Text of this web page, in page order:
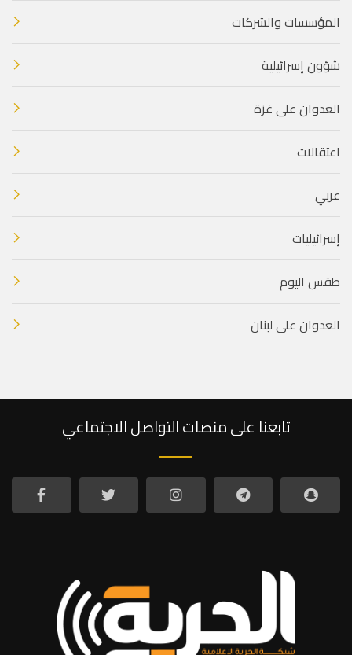
المؤسسات والشركات
شؤون إسرائيلية
العدوان على غزة
اعتقالات
عربي
إسرائيليات
طقس اليوم
العدوان على لبنان
تابعنا على منصات التواصل الاجتماعي